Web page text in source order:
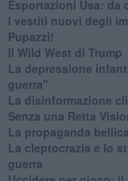
Esportazioni Usa: da
​I vestiti nuovi degli
​Pupazzi!
​Il Wild West di Trump
​La depressione
guerra"
​La disinformazione
Senza una Retta
​La propaganda
​La cleptocrazia e lo
guerra